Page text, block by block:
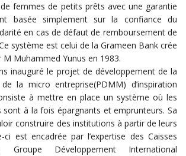
femmes de petits prêts avec une garantie
basée simplement sur la confiance du
en cas de défaut de remboursement de
Ce système est celui de la Grameen Bank crée
M Muhammed Yunus en 1983.
inauguré le projet de développement de la
la micro entreprise(PDMM) d’inspiration
à mettre en place un système où les
sont à la fois épargnants et emprunteurs. Sa
construire des institutions à partir de leurs
ci est encadrée par l’expertise des Caisses
Groupe Développement International